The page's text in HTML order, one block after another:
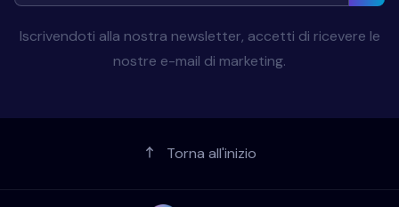
Iscrivendoti alla nostra newsletter, accetti di ricevere le
nostre e-mail di marketing.
Torna all'inizio